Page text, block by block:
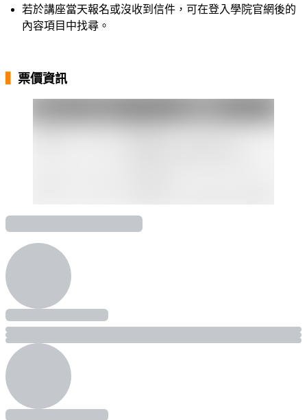
若於講座當天報名或沒收到信件，可在登入學院官網後的
內容項目中找尋。
票價資訊